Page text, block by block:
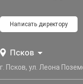
Псков
г. Псков, ул. Леона
Написать директору